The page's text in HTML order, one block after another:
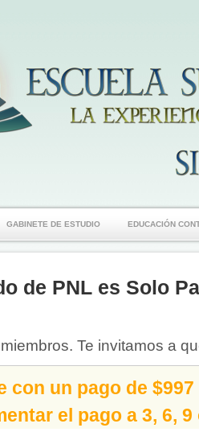
GABINETE DE ESTUDIO EDUCACIÓN
de PNL es Solo
Te invitamos a
con un pago de
el pago a 3, 6, 9